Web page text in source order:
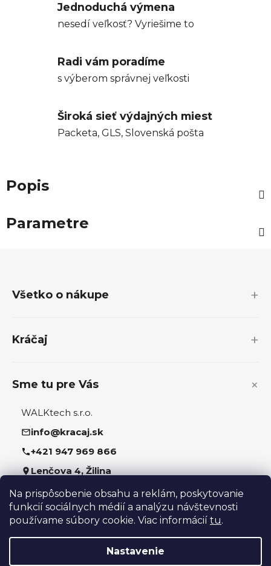
Na prispôsobenie obsahu a reklám, poskytovanie
funkcií sociálnych médií a analýzu návštevnosti
používame súbory cookie. Viac informácií tu.
Nastavenie
Jednoduchá výmena
nesedí veľkosť? Vyriešime to
Radi vám poradíme
s výberom správnej veľkosti
Široká sieť výdajných miest
Packeta, GLS, Slovenská pošta
Popis
Parametre
Všetko o nákupe
Kráčaj
Sme tu pre Vás
WALKtech s.r.o.
info@kracaj.sk
+421 947 969 866
Lenčova 4, Žilina
Sledujte nás